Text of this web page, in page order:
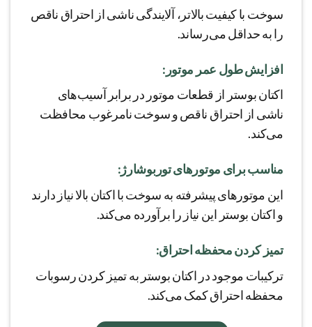
سوخت با کیفیت بالاتر، آلایندگی ناشی از احتراق ناقص
را به حداقل می‌رساند.
افزایش طول عمر موتور:
اکتان بوستر از قطعات موتور در برابر آسیب‌های
ناشی از احتراق ناقص و سوخت نامرغوب محافظت
می‌کند.
مناسب برای موتورهای توربوشارژ:
این موتورهای پیشرفته به سوخت با اکتان بالا نیاز دارند
و اکتان بوستر این نیاز را برآورده می‌کند.
تمیز کردن محفظه احتراق:
ترکیبات موجود در اکتان بوستر به تمیز کردن رسوبات
محفظه احتراق کمک می‌کند.